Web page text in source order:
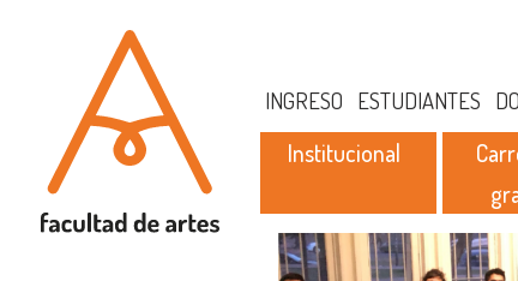
INGRESO ESTUDIANTES
Institucional